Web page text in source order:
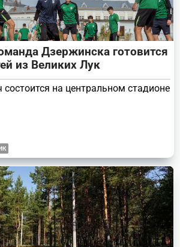
Дзержинска готовится
из Великих Лук
на центральном стадионе